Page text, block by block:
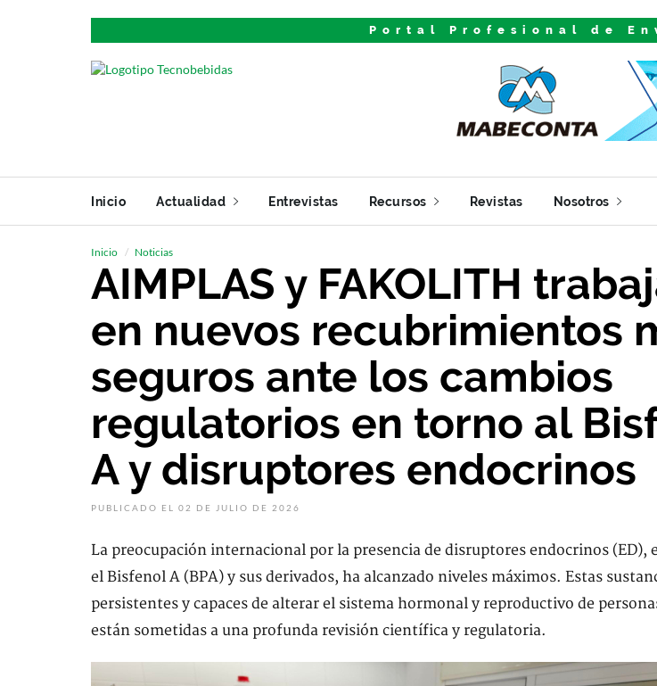
Portal Profesional de
Inicio Actualidad Entrevistas Recursos Revistas Nosotros
Inicio Noticias
AIMPLAS y FAKOLITH
en nuevos recubrimientos
seguros ante los cambios
regulatorios en torno al
A y disruptores endocrinos
PUBLICADO EL 02 DE JULIO DE 2026
La preocupación internacional por la presencia de disruptores endocrinos (ED),
el Bisfenol A (BPA) y sus derivados, ha alcanzado niveles máximos. Estas
persistentes y capaces de alterar el sistema hormonal y reproductivo de
están sometidas a una profunda revisión científica y regulatoria.